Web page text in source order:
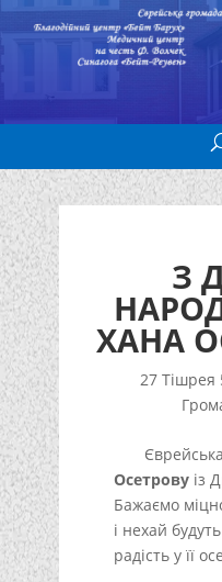
З
ХАНА
27 Тішрея
Осетровуіз
Бажаємо
і нехай
радість у її